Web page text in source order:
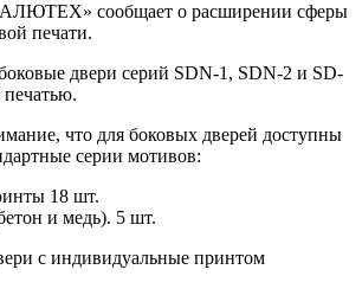
сообщает о расширении сферы
печати.
двери серий SDN-1, SDN-2 и SD-
что для боковых дверей доступны
серии мотивов:
18 шт.
и медь). 5 шт.
с индивидуальные принтом